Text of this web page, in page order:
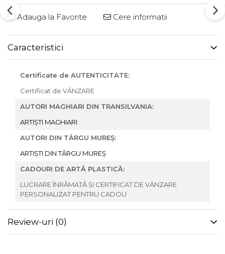
Adauga la Favorite Cere informatii
Caracteristici
Certificate de AUTENTICITATE:
Certificat de VÂNZARE
AUTORI MAGHIARI DIN TRANSILVANIA:
ARTIȘTI MAGHIARI
AUTORI DIN TÂRGU MUREȘ:
ARTIȘTI DIN TÂRGU MUREȘ
CADOURI DE ARTĂ PLASTICĂ:
LUCRARE ÎNRĂMATĂ ȘI CERTIFICAT DE VÂNZARE
PERSONALIZAT PENTRU CADOU
Review-uri (0)